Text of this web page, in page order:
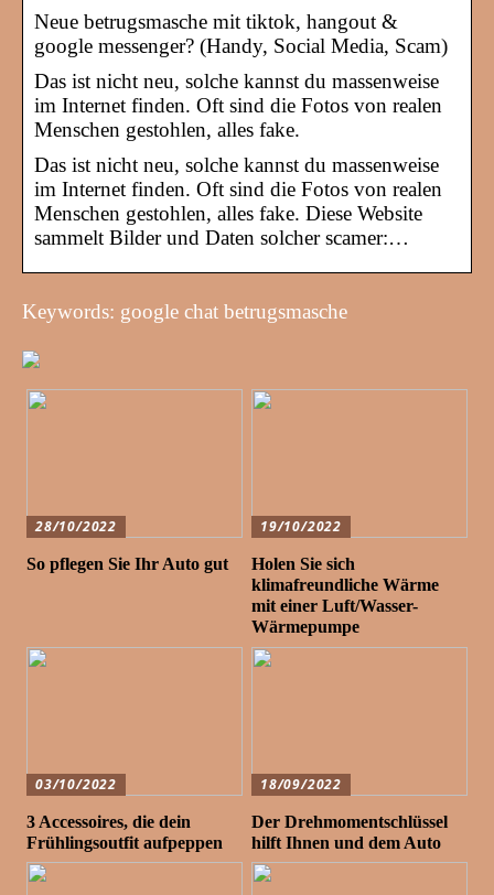
Neue betrugsmasche mit tiktok, hangout &
google messenger? (Handy, Social Media, Scam)
Das ist nicht neu, solche kannst du massenweise
im Internet finden. Oft sind die Fotos von realen
Menschen gestohlen, alles fake.
Das ist nicht neu, solche kannst du massenweise
im Internet finden. Oft sind die Fotos von realen
Menschen gestohlen, alles fake. Diese Website
sammelt Bilder und Daten solcher scamer:…
Keywords: google chat betrugsmasche
28/10/2022
So pflegen Sie Ihr Auto gut
19/10/2022
Holen Sie sich
klimafreundliche Wärme
mit einer Luft/Wasser-
Wärmepumpe
03/10/2022
3 Accessoires, die dein
Frühlingsoutfit aufpeppen
18/09/2022
Der Drehmomentschlüssel
hilft Ihnen und dem Auto